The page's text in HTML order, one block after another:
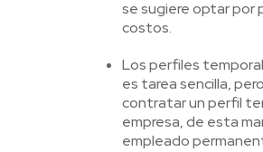
se sugiere optar por
costos.
Los perfiles
es tarea sencilla,
contratar un perfil
empresa, de esta
empleado